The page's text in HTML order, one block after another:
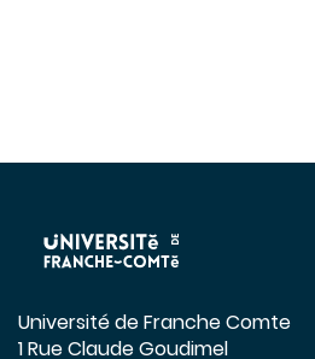
Université de Franche Comte
1 Rue Claude Goudimel